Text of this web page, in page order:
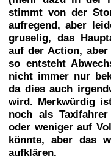
stimmt von der
aufregend, aber
gruselig, das
auf der Action,
so entsteht
nicht immer nur
da dies auch
wird. Merkwürdig
noch als
oder weniger auf
könnte, aber das
aufklären.